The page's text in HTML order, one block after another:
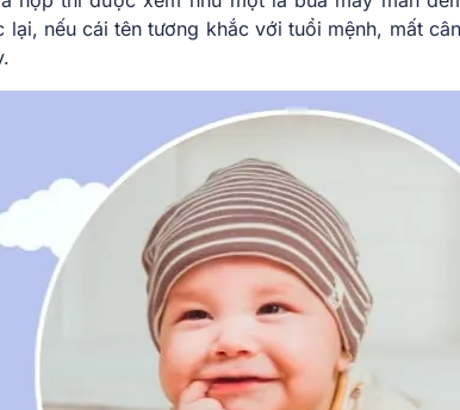
nếu cái tên tương khắc với tuổi mệnh, mất